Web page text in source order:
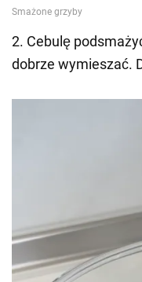
2. Cebulę
dobrze wymieszać.